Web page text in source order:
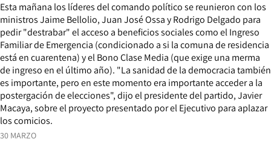
30 MARZO
Esta mañana los líderes del comando político se reunieron con los
ministros Jaime Bellolio, Juan José Ossa y Rodrigo Delgado para
pedir "destrabar" el acceso a beneficios sociales como el Ingreso
Familiar de Emergencia (condicionado a si la comuna de residencia
está en cuarentena) y el Bono Clase Media (que exige una merma
de ingreso en el último año). "La sanidad de la democracia también
es importante, pero en este momento era importante acceder a la
postergación de elecciones", dijo el presidente del partido, Javier
Macaya, sobre el proyecto presentado por el Ejecutivo para aplazar
los comicios.